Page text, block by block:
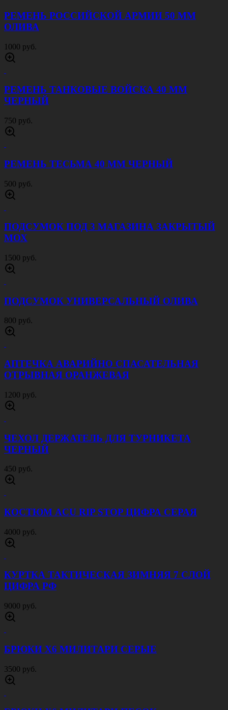
РЕМЕНЬ РОССИЙСКОЙ АРМИИ 50 ММ
ОЛИВА
1000 руб.
РЕМЕНЬ ТАНКОВЫЕ ВОЙСКА 40 ММ
ЧЕРНЫЙ
750 руб.
РЕМЕНЬ ТЕСЬМА 40 ММ ЧЕРНЫЙ
500 руб.
ПОДСУМОК ПОД 3 МАГАЗИНА ЗАКРЫТЫЙ
МОХ
1500 руб.
ПОДСУМОК УНИВЕРСАЛЬНЫЙ ОЛИВА
800 руб.
АПТЕЧКА АВАРИЙНО СПАСАТЕЛЬНАЯ
ОТРЫВНАЯ ОРАНЖЕВАЯ
1200 руб.
ЧЕХОЛ ДЕРЖАТЕЛЬ ДЛЯ ТУРНИКЕТА
ЧЕРНЫЙ
450 руб.
КОСТЮМ ACU RIP STOP ЦИФРА СЕРАЯ
4000 руб.
КУРТКА ТАКТИЧЕСКАЯ ЗИМНЯЯ 7 СЛОЙ
ЦИФРА РФ
9000 руб.
БРЮКИ Х6 МИЛИТАРИ СЕРЫЕ
3500 руб.